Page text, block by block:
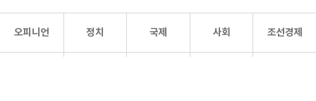
오피니언 정치 국제 사회 조선경제